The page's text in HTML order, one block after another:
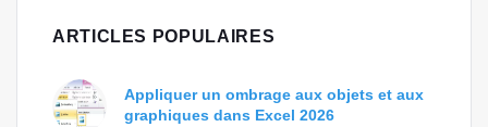
ARTICLES POPULAIRES
Appliquer un ombrage aux objets et aux
graphiques dans Excel 2026